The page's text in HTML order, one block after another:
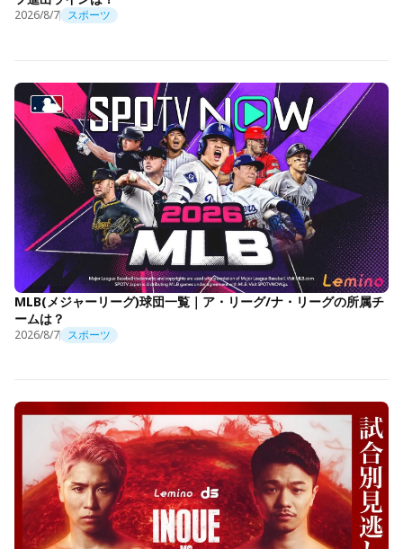
2026/8/7 スポーツ
MLB(メジャーリーグ)球団一覧｜ア・リーグ/ナ・リーグの所属チ
ームは？
2026/8/7 スポーツ